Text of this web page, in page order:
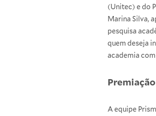
(Unitec) e do
Marina Silva,
pesquisa
quem deseja
academia
A equipe